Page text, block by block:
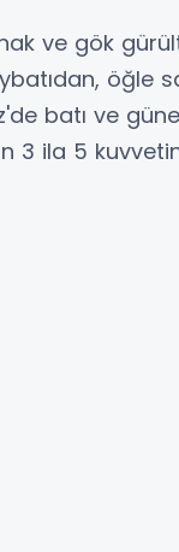
ve gök
öğle
batı ve
ila 5